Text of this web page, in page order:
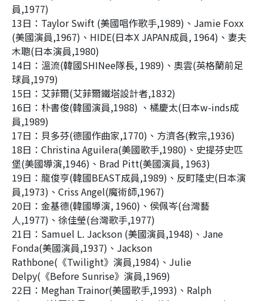
員,1977)
13日： Taylor Swift (美國唱作歌手,1989) 、 Jamie Foxx
(美國演員,1967) 、 HIDE(日本X JAPAN成員, 1964) 、妻夫
木聰(日本演員,1980)
14日：溫流(韓國SHINee隊長, 1989) 、奧雲(英格蘭前足
球員,1979)
15日：艾菲爾(艾菲爾鐵塔設計者,1832)
16日：朴書俊(韓國演員,1988) 、橘慶太(日本w-inds成
員,1989)
17日：貝多芬(德國作曲家,1770) 、方濟各(教宗,1936)
18日： Christina Aguilera(美國歌手,1980) 、史提芬史匹
堡(美國導演,1946) 、 Brad Pitt(美國演員, 1963)
19日：龍俊亨(韓國BEAST成員,1989) 、反町隆史(日本演
員,1973) 、 Criss Angel(魔術師,1967)
20日：金基德(韓國導演, 1960) 、侯佩岑(台灣藝
人,1977) 、徐佳瑩(台灣歌手,1977)
21日： Samuel L. Jackson (美國演員,1948) 、 Jane
Fonda(美國演員,1937) 、 Jackson
Rathbone( 《Twilight》演員,1984) 、 Julie
Delpy( 《Before Sunrise》演員,1969)
22日： Meghan Trainor(美國歌手,1993) 、 Ralph